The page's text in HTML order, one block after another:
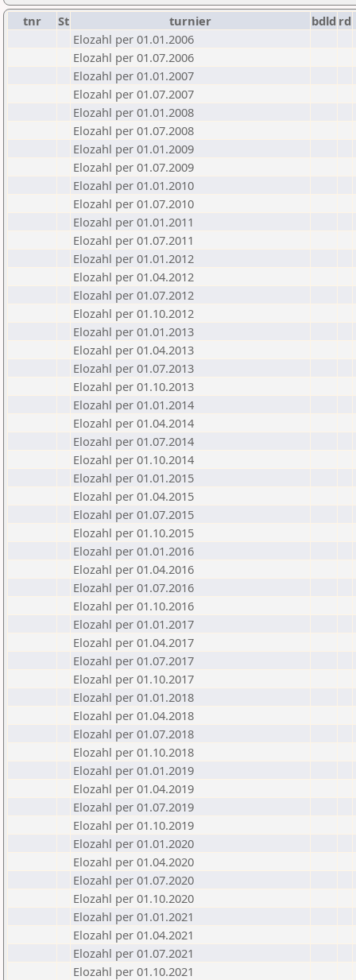
tnr St turnier bdld rd
Elozahl per 01.01.2006
Elozahl per 01.07.2006
Elozahl per 01.01.2007
Elozahl per 01.07.2007
Elozahl per 01.01.2008
Elozahl per 01.07.2008
Elozahl per 01.01.2009
Elozahl per 01.07.2009
Elozahl per 01.01.2010
Elozahl per 01.07.2010
Elozahl per 01.01.2011
Elozahl per 01.07.2011
Elozahl per 01.01.2012
Elozahl per 01.04.2012
Elozahl per 01.07.2012
Elozahl per 01.10.2012
Elozahl per 01.01.2013
Elozahl per 01.04.2013
Elozahl per 01.07.2013
Elozahl per 01.10.2013
Elozahl per 01.01.2014
Elozahl per 01.04.2014
Elozahl per 01.07.2014
Elozahl per 01.10.2014
Elozahl per 01.01.2015
Elozahl per 01.04.2015
Elozahl per 01.07.2015
Elozahl per 01.10.2015
Elozahl per 01.01.2016
Elozahl per 01.04.2016
Elozahl per 01.07.2016
Elozahl per 01.10.2016
Elozahl per 01.01.2017
Elozahl per 01.04.2017
Elozahl per 01.07.2017
Elozahl per 01.10.2017
Elozahl per 01.01.2018
Elozahl per 01.04.2018
Elozahl per 01.07.2018
Elozahl per 01.10.2018
Elozahl per 01.01.2019
Elozahl per 01.04.2019
Elozahl per 01.07.2019
Elozahl per 01.10.2019
Elozahl per 01.01.2020
Elozahl per 01.04.2020
Elozahl per 01.07.2020
Elozahl per 01.10.2020
Elozahl per 01.01.2021
Elozahl per 01.04.2021
Elozahl per 01.07.2021
Elozahl per 01.10.2021